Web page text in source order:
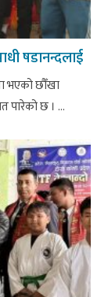
षडानन्दलाई
भएको छौँखा
पारेको छ । ...